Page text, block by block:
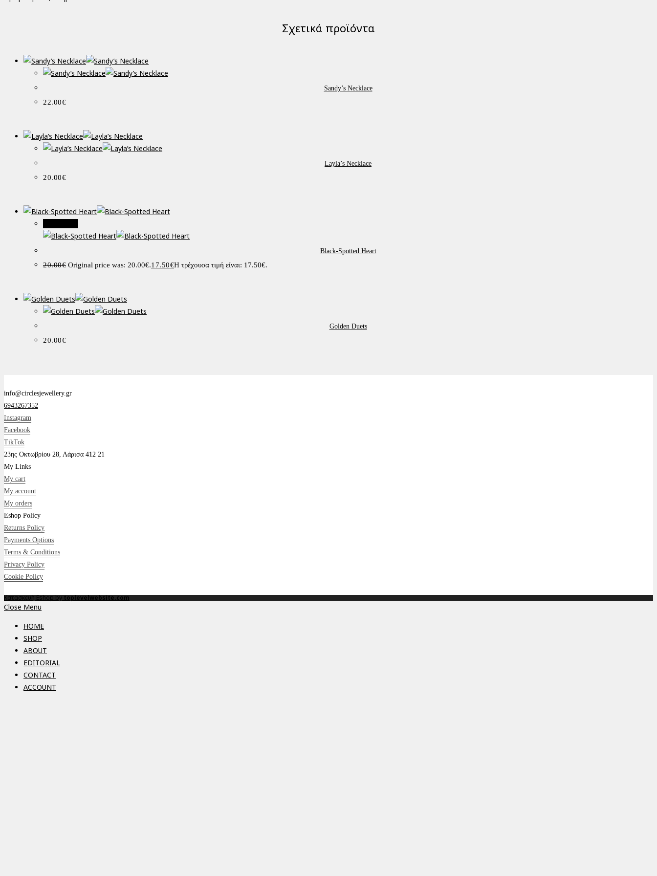
Σχετικά προϊόντα
Sandy’s Necklace
22.00€
Layla’s Necklace
20.00€
Black-Spotted Heart
20.00€ Original price was: 20.00€.17.50€Η τρέχουσα τιμή είναι: 17.50€.
Golden Duets
20.00€
info@circlesjewellery.gr
6943267352
Instagram
Facebook
TikTok
23ης Οκτωβρίου 28, Λάρισα 412 21
My Links
My cart
My account
My orders
Eshop Policy
Returns Policy
Payments Options
Terms & Conditions
Privacy Policy
Cookie Policy
Κατασκευή Eshop bytoplevelwebsite.com
Close Menu
HOME
SHOP
ABOUT
EDITORIAL
CONTACT
ACCOUNT